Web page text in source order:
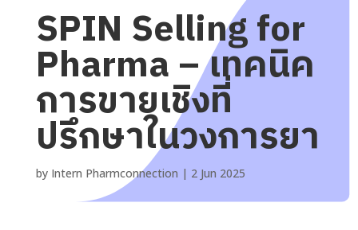
SPIN Selling for
Pharma – เทคนิค
การขายเชิงที่
ปรึกษาในวงการยา
by Intern Pharmconnection | 2 Jun 2025